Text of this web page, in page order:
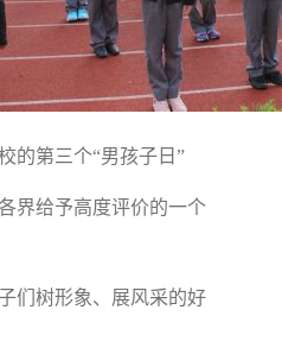
的第三个“男孩子日”
界给予高度评价的一个
们树形象、展风采的好